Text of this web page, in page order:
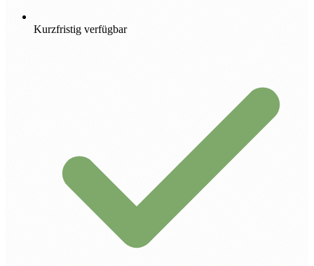
Kurzfristig verfügbar